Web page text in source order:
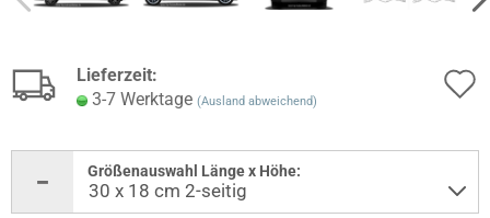
Lieferzeit:
3-7 Werktage (Ausland abweichend)
Größenauswahl Länge x Höhe: